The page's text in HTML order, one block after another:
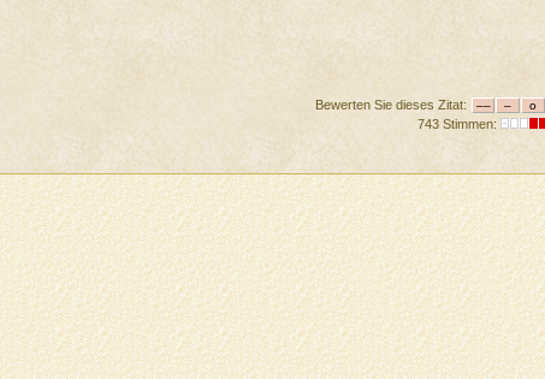
Bewerten Sie dieses Zitat:
743 Stimmen: